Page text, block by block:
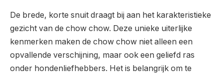
De brede, korte snuit draagt bij aan het karakteristieke
gezicht van de chow chow. Deze unieke uiterlijke
kenmerken maken de chow chow niet alleen een
opvallende verschijning, maar ook een geliefd ras
onder hondenliefhebbers. Het is belangrijk om te